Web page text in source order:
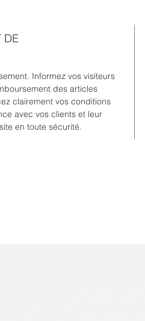
DE
Informez vos visiteurs
des articles
clairement vos conditions
avec vos clients et leur
en toute sécurité.